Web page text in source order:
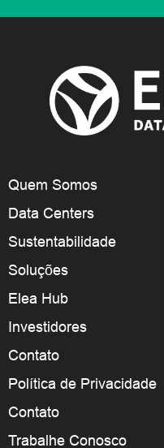
Quem Somos
Data Centers
Sustentabilidade
Soluções
Elea Hub
Investidores
Contato
Política de Privacidade
Contato
Trabalhe Conosco